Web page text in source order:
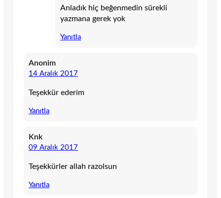
Anladık hiç beğenmedin sürekli
yazmana gerek yok
Yanıtla
Anonim
14 Aralık 2017
Teşekkür ederim
Yanıtla
Knk
09 Aralık 2017
Teşekkürler allah razolsun
Yanıtla